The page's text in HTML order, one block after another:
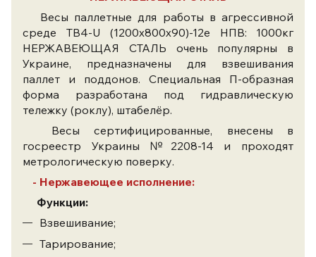
Весы паллетные для работы в агрессивной
среде TB4-U (1200x800x90)-12e НПВ: 1000кг
НЕРЖАВЕЮЩАЯ СТАЛЬ очень популярны в
Украине, предназначены для взвешивания
паллет и поддонов. Специальная П-образная
форма разработана под гидравлическую
тележку (роклу), штабелёр.
Весы сертифицированные, внесены в
госреестр Украины №2208-14 и проходят
метрологическую поверку.
- Нержавеющее исполнение:
Функции:
Взвешивание;
​Тарирование;